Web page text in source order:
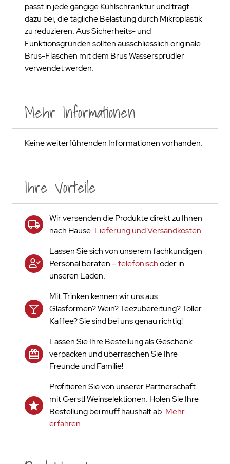
passt in jede gängige Kühlschranktür und trägt
dazu bei, die tägliche Belastung durch Mikroplastik
zu reduzieren. Aus Sicherheits- und
Funktionsgründen sollten ausschliesslich originale
Brus-Flaschen mit dem Brus Wassersprudler
verwendet werden.
Ihre Vorteile
Wir versenden die Produkte direkt zu Ihnen
nach Hause. Lieferung und Versandkosten
Lassen Sie sich von unserem fachkundigen
Personal beraten –telefonischoder in
unseren Läden.
Mit Trinken kennen wir uns aus.
Glasformen? Wein? Teezubereitung? Toller
Kaffee? Sie sind bei uns genau richtig!
Lassen Sie Ihre Bestellung als Geschenk
verpacken und überraschen Sie Ihre
Freunde und Familie!
Profitieren Sie von unserer Partnerschaft
mit Gerstl Weinselektionen: Holen Sie Ihre
Bestellung bei muff haushalt ab. Mehr
erfahren...
Mehr Informationen
Keine weiterführenden Informationen vorhanden.